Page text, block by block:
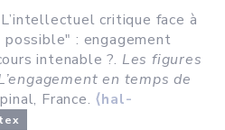
critique face à
: engagement
intenable ?. Les figures
en temps de
France. ⟨hal-